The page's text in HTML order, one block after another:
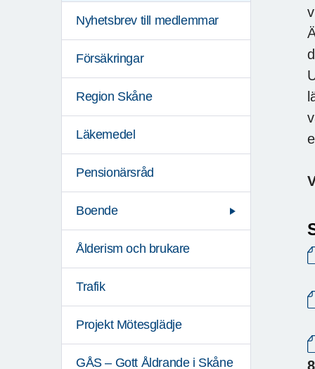
Nyhetsbrev till medlemmar
Försäkringar
Region Skåne
Läkemedel
Pensionärsråd
Boende
Ålderism och brukare
Trafik
Projekt Mötesglädje
GÅS – Gott Åldrande i Skåne